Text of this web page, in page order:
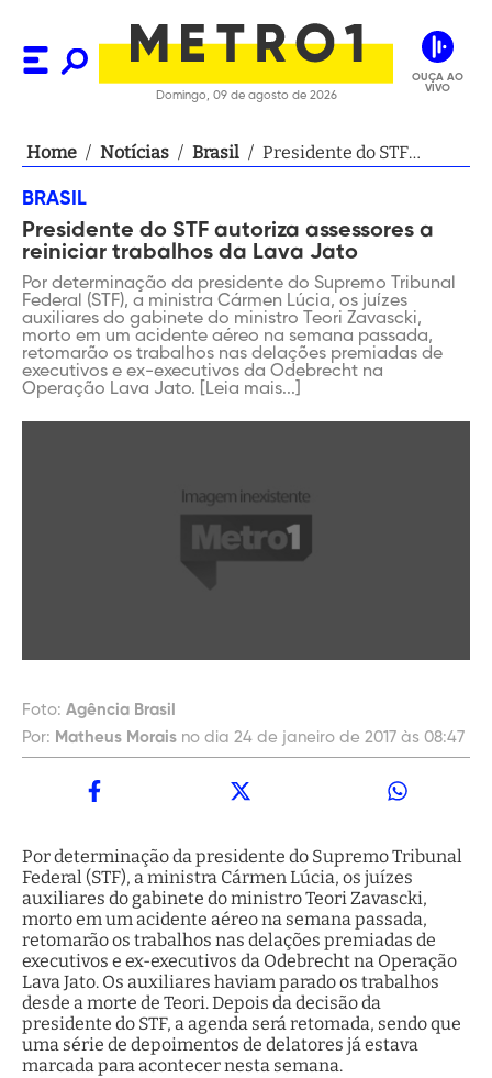
Domingo, 09 de agosto de 2026
OUÇA AO
VIVO
Home / Notícias / Brasil / Presidente do STF
Lava Jato
BRASIL
Presidente do STF autoriza assessores a
reiniciar trabalhos da Lava Jato
Por determinação da presidente do Supremo Tribunal
Federal (STF), a ministra Cármen Lúcia, os juízes
auxiliares do gabinete do ministro Teori Zavascki,
morto em um acidente aéreo na semana passada,
retomarão os trabalhos nas delações premiadas de
executivos e ex-executivos da Odebrecht na
Operação Lava Jato. [Leia mais...]
Foto: Agência Brasil
Por: Matheus Morais no dia 24 de janeiro de 2017 às 08:47
Por determinação da presidente do Supremo Tribunal
Federal (STF), a ministra Cármen Lúcia, os juízes
auxiliares do gabinete do ministro Teori Zavascki,
morto em um acidente aéreo na semana passada,
retomarão os trabalhos nas delações premiadas de
executivos e ex-executivos da Odebrecht na Operação
Lava Jato. Os auxiliares haviam parado os trabalhos
desde a morte de Teori. Depois da decisão da
presidente do STF, a agenda será retomada, sendo que
uma série de depoimentos de delatores já estava
marcada para acontecer nesta semana.